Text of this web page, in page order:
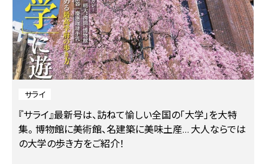
サライ
『サライ』最新号は、訪ねて愉しい全国の「大学」を大特
集。 博物館に美術館、名建築に美味土産… 大人ならでは
の大学の歩き方をご紹介！